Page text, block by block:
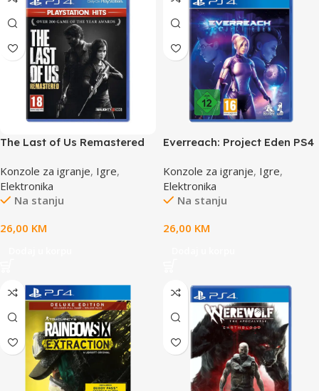
The Last of Us Remastered
Konzole za igranje, Igre,
Elektronika
Na stanju
26,00 KM
Everreach: Project Eden PS4
Konzole za igranje, Igre,
Elektronika
Na stanju
26,00 KM